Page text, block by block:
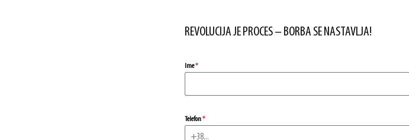
REVOLUCIJA JE PROCES – BORBA SE NASTAVLJA!
Ime*
Telefon*